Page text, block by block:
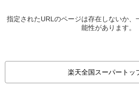
指定されたURLのページは存在しないか、
能性があります。
楽天全国スーパートッ